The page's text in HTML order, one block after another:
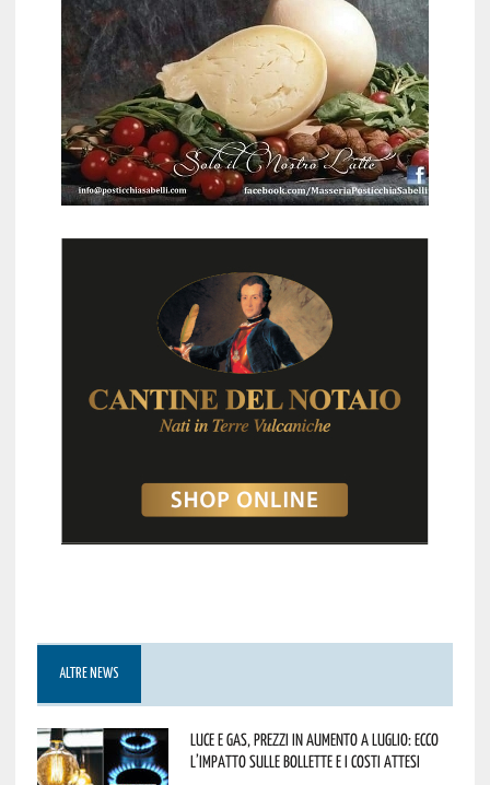
ALTRE NEWS
Luce e gas, prezzi in aumento a luglio: ecco
l’impatto sulle bollette e i costi attesi